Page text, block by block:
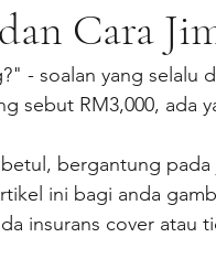
Cara
- soalan yang selalu
sebut RM3,000, ada
bergantung
ini bagi anda
insurans cover